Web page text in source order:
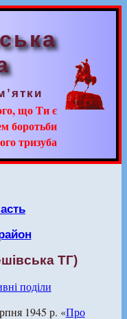
що Ти є
боротьби
тризуба
ТГ)
поділи
1945 р. «Про